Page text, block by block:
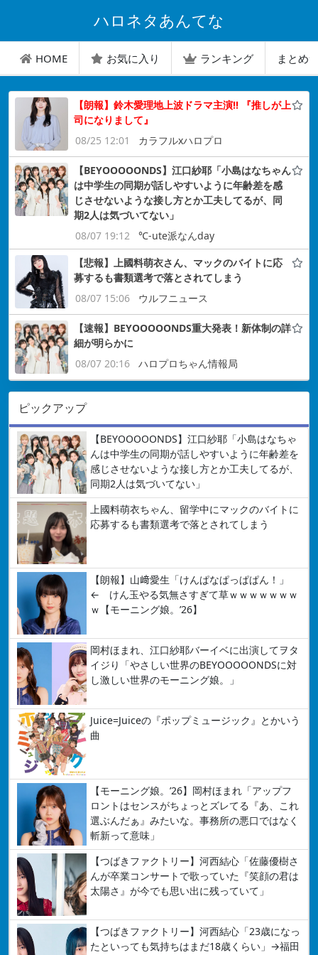
ハロネタあんてな
HOME お気に入り ランキング まとめ
【朗報】鈴木愛理地上波ドラマ主演!! 『推しが上
司になりまして』
08/25 12:01
カラフルxハロプロ
【BEYOOOOONDS】江口紗耶「小島はなちゃん
は中学生の同期が話しやすいように年齢差を感
じさせないような接し方とか工夫してるが、同
期2人は気づいてない」
08/07 19:12
℃-ute派なんday
【悲報】上國料萌衣さん、マックのバイトに応
募するも書類選考で落とされてしまう
08/07 15:06
ウルフニュース
【速報】BEYOOOOONDS重大発表！新体制の詳
細が明らかに
08/07 20:16
ハロプロちゃん情報局
ピックアップ
【BEYOOOOONDS】江口紗耶「小島はなちゃ
んは中学生の同期が話しやすいように年齢差を
感じさせないような接し方とか工夫してるが、
同期2人は気づいてない」
上國料萌衣ちゃん、留学中にマックのバイトに
応募するも書類選考で落とされてしまう
【朗報】山﨑愛生「けんぱなぱっぱぱん！」
← けん玉やる気無さすぎて草ｗｗｗｗｗｗｗ
ｗ【モーニング娘。’26】
岡村ほまれ、江口紗耶バーイベに出演してヲタ
イジり「やさしい世界のBEYOOOOONDSに対
し激しい世界のモーニング娘。」
Juice=Juiceの『ポップミュージック』とかいう
曲
【モーニング娘。’26】岡村ほまれ「アップフ
ロントはセンスがちょっとズレてる『あ、これ
選ぶんだぁ』みたいな。事務所の悪口ではなく
斬新って意味」
【つばきファクトリー】河西結心「佐藤優樹さ
んが卒業コンサートで歌っていた『笑顔の君は
太陽さ』が今でも思い出に残っていて」
【つばきファクトリー】河西結心「23歳になっ
たといっても気持ちはまだ18歳くらい」→福田